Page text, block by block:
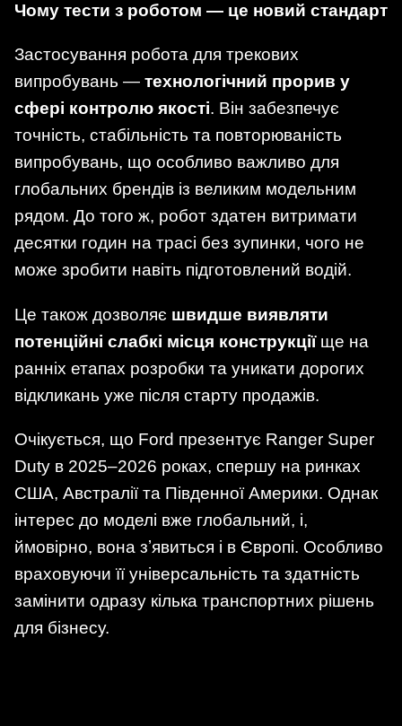
Чому тести з роботом — це новий стандарт
Застосування робота для трекових
випробувань — технологічний прорив у
сфері контролю якості. Він забезпечує
точність, стабільність та повторюваність
випробувань, що особливо важливо для
глобальних брендів із великим модельним
рядом. До того ж, робот здатен витримати
десятки годин на трасі без зупинки, чого не
може зробити навіть підготовлений водій.
Це також дозволяє швидше виявляти
потенційні слабкі місця конструкціїще на
ранніх етапах розробки та уникати дорогих
відкликань уже після старту продажів.
Очікується, що Ford презентує Ranger Super
Duty в 2025–2026 роках, спершу на ринках
США, Австралії та Південної Америки. Однак
інтерес до моделі вже глобальний, і,
ймовірно, вона зʼявиться і в Європі. Особливо
враховуючи її універсальність та здатність
замінити одразу кілька транспортних рішень
для бізнесу.